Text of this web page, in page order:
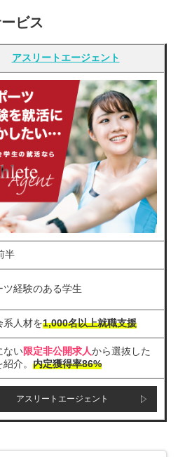
ビス
アスリートエージェント
半
ツ経験のある学生
系人材を1,000名以上就職支援
ない限定非公開求人から選抜した
介。 内定獲得率86%
アスリートエージェント